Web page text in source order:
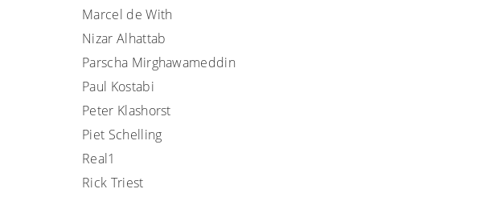
Marcel de With
Nizar Alhattab
Parscha Mirghawameddin
Paul Kostabi
Peter Klashorst
Piet Schelling
Real1
Rick Triest